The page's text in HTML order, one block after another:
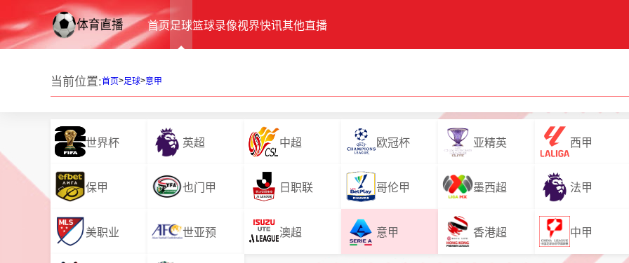
首页足球篮球录像视界快讯其他直播
当前位置:首页>足球>意甲
世界杯 英超 中超 欧冠杯 亚精英 西甲
保甲 也门甲 日职联 哥伦甲 墨西超 法甲
美职业 世亚预 澳超 意甲 香港超 中甲